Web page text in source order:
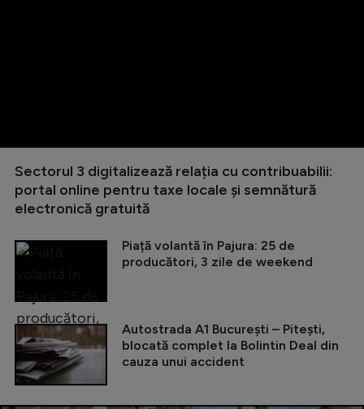
Sectorul 3 digitalizează relația cu contribuabilii:
portal online pentru taxe locale și semnătură
electronică gratuită
Piață volantă în Pajura: 25 de
producători, 3 zile de weekend
Autostrada A1 București – Pitești,
blocată complet la Bolintin Deal din
cauza unui accident